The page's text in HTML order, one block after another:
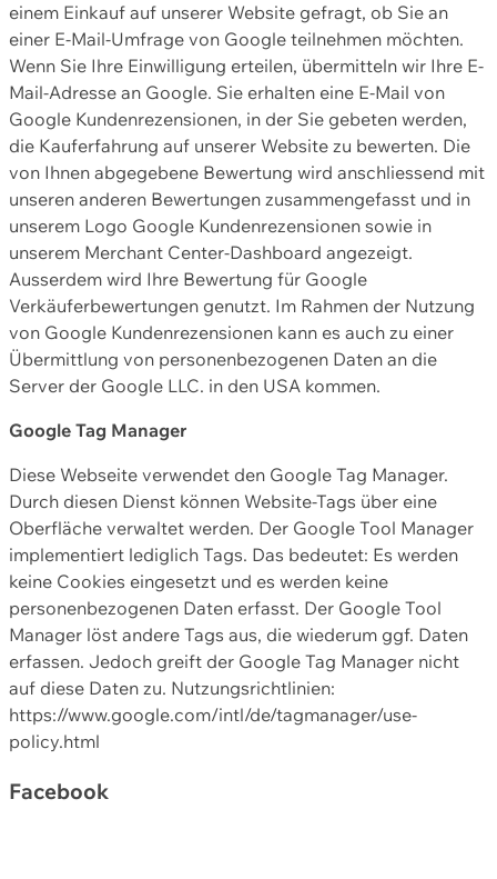
einem Einkauf auf unserer Website gefragt, ob Sie an
einer E-Mail-Umfrage von Google teilnehmen möchten.
Wenn Sie Ihre Einwilligung erteilen, übermitteln wir Ihre E-
Mail-Adresse an Google. Sie erhalten eine E-Mail von
Google Kundenrezensionen, in der Sie gebeten werden,
die Kauferfahrung auf unserer Website zu bewerten. Die
von Ihnen abgegebene Bewertung wird anschliessend mit
unseren anderen Bewertungen zusammengefasst und in
unserem Logo Google Kundenrezensionen sowie in
unserem Merchant Center-Dashboard angezeigt.
Ausserdem wird Ihre Bewertung für Google
Verkäuferbewertungen genutzt. Im Rahmen der Nutzung
von Google Kundenrezensionen kann es auch zu einer
Übermittlung von personenbezogenen Daten an die
Server der Google LLC. in den USA kommen.
Google Tag Manager
Diese Webseite verwendet den Google Tag Manager.
Durch diesen Dienst können Website-Tags über eine
Oberfläche verwaltet werden. Der Google Tool Manager
implementiert lediglich Tags. Das bedeutet: Es werden
keine Cookies eingesetzt und es werden keine
personenbezogenen Daten erfasst. Der Google Tool
Manager löst andere Tags aus, die wiederum ggf. Daten
erfassen. Jedoch greift der Google Tag Manager nicht
auf diese Daten zu. Nutzungsrichtlinien:
https://www.google.com/intl/de/tagmanager/use-
policy.html
Facebook